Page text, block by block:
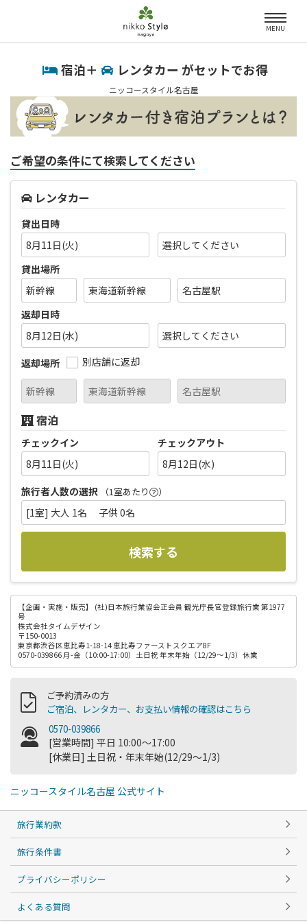
MENU
宿泊＋ レンタカー がセットでお得
ニッコースタイル名古屋
ご希望の条件にて検索してください
レンタカー
貸出日時
8月11日(火)
貸出場所
返却日時
8月12日(水)
返却場所
別店舗に返却
宿泊
チェックイン
8月11日(火)
チェックアウト
8月12日(水)
旅行者人数の選択
（1室あたり ）
[1室] 大人 1名 子供 0名
検索する
【企画・実施・販売】
(社)日本旅行業協会正会員 観光庁長官登録旅行業 第1977
号
株式会社タイムデザイン
〒150-0013
東京都渋谷区恵比寿1-18-14 恵比寿ファーストスクエア8F
0570-039866 月-金（10:00-17:00）土日祝 年末年始（12/29～1/3）休業
ご予約済みの方
ご宿泊、レンタカー、お支払い情報の確認はこちら
0570-039866
[営業時間] 平日 10:00～17:00
[休業日] 土日祝・年末年始(12/29～1/3)
ニッコースタイル名古屋 公式サイト
旅行業約款
旅行条件書
プライバシーポリシー
よくある質問